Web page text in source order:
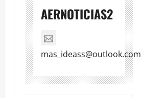
AERNOTICIAS2
mas_ideass@outlook.com